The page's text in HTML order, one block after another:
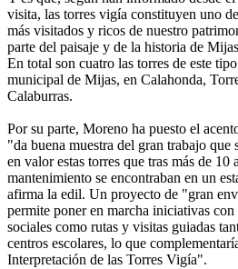
visita, las torres vigía constituyen uno
más visitados y ricos de nuestro
parte del paisaje y de la historia de
En total son cuatro las torres de este
municipal de Mijas, en Calahonda,
Calaburras.
Por su parte, Moreno ha puesto el
"da buena muestra del gran trabajo que
en valor estas torres que tras más de
mantenimiento se encontraban en un
afirma la edil. Un proyecto de "gran
permite poner en marcha iniciativas
sociales como rutas y visitas guiadas
centros escolares, lo que
Interpretación de las Torres Vigía".